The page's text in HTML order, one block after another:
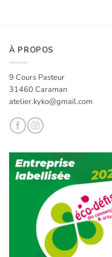
À PROPOS
9 Cours Pasteur
31460 Caraman
atelier.kyko@gmail.com